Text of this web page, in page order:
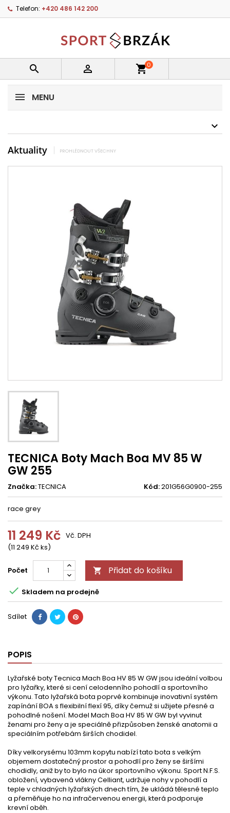
Telefon: +420 486 142 200
  shopping_cart0
MENU
Aktuality PROHLÉDNOUT VŠECHNY
TECNICA Boty Mach Boa MV 85 W
GW 255
Značka:TECNICA Kód:201G56G0900-255
race grey
11 249 Kč
(11 249 Kč ks)
Vč. DPH
Počet  Přidat do košíku
 Skladem na prodejně
Sdílet
POPIS
Lyžařské boty Tecnica Mach Boa HV 85 W GW jsou ideální volbou
pro lyžařky, které si cení celodenního pohodlí a sportovního
výkonu. Tato lyžařská bota poprvé kombinuje inovativní systém
zapínání BOA s flexibilní flexí 95, díky čemuž si užijete přesné a
pohodlné nošení. Model Mach Boa HV 85 W GW byl vyvinut
ženami pro ženy a je speciálně přizpůsoben ženské anatomii a
speciálním potřebám širších chodidel.
Díky velkorysému 103mm kopytu nabízí tato bota s velkým
objemem dostatečný prostor a pohodlí pro ženy se širšími
chodidly, aniž by to bylo na úkor sportovního výkonu. Sport N.F.S.
obložení, vybavená vlákny Celliant, udržuje nohy v pohodlí a
teple v chladných lyžařských dnech tím, že ukládá tělesné teplo
a přeměňuje ho na infračervenou energii, která podporuje
krevní oběh.